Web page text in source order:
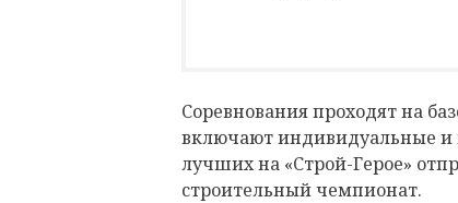
Соревнования проходят на
включают индивидуальные
лучших на «Строй-Герое»
строительный чемпионат.